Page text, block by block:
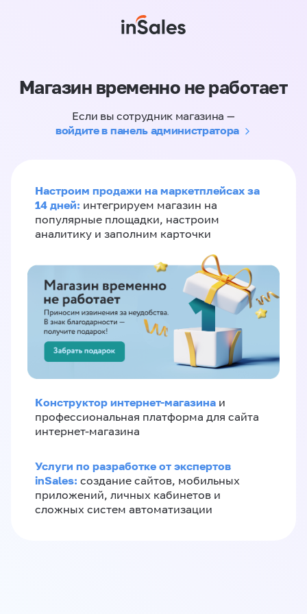
Магазин временно не работает
Если вы сотрудник магазина —
войдите в панель администратора
Настроим продажи на маркетплейсах за
14 дней: интегрируем магазин на
популярные площадки, настроим
аналитику и заполним карточки
Конструктор интернет-магазина и
профессиональная платформа для сайта
интернет-магазина
Услуги по разработке от экспертов
inSales: создание сайтов, мобильных
приложений, личных кабинетов и
сложных систем автоматизации